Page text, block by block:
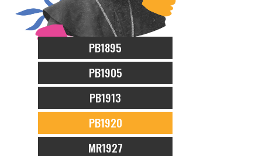
PB1895
PB1905
PB1913
PB1920
MR1927